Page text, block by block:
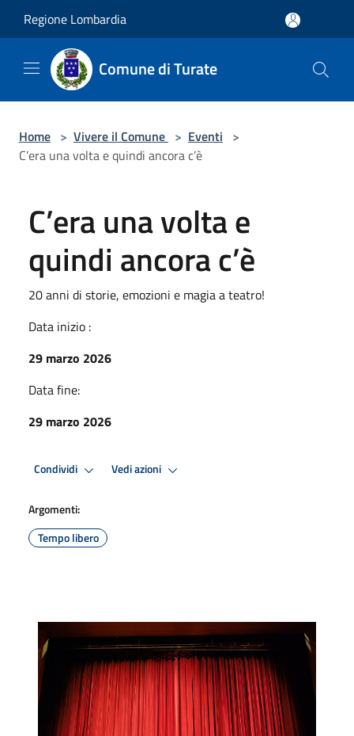
Regione Lombardia
Comune di Turate
Home > Vivere il Comune > Eventi >
C’era una volta e quindi ancora c’è
C’era una volta e
quindi ancora c’è
20 anni di storie, emozioni e magia a teatro!
Data inizio :
29 marzo 2026
Data fine:
29 marzo 2026
Condividi Vedi azioni
Argomenti:
Tempo libero